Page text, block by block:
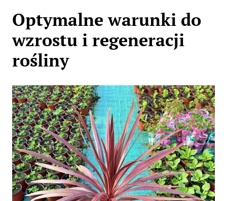
Optymalne warunki do
wzrostu i regeneracji
rośliny